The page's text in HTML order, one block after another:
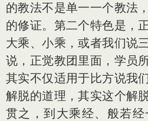
的教法不是单一一个教法
的修证。第二个特色是，
大乘、小乘，或者我们说
说，正觉教团里面，学员
其实不仅适用于比方说我
解脱的道理，其实这个解
贯之，到大乘经、般若